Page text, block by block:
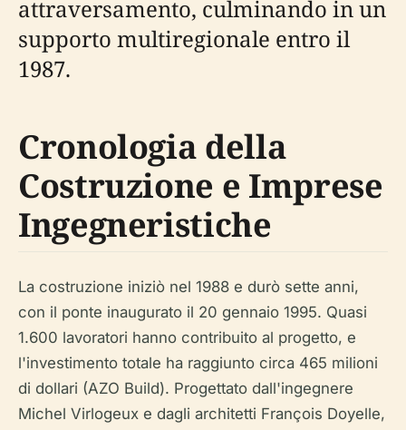
attraversamento, culminando in un
supporto multiregionale entro il
1987.
Cronologia della
Costruzione e Imprese
Ingegneristiche
La costruzione iniziò nel 1988 e durò sette anni,
con il ponte inaugurato il 20 gennaio 1995. Quasi
1.600 lavoratori hanno contribuito al progetto, e
l'investimento totale ha raggiunto circa 465 milioni
di dollari (AZO Build). Progettato dall'ingegnere
Michel Virlogeux e dagli architetti François Doyelle,